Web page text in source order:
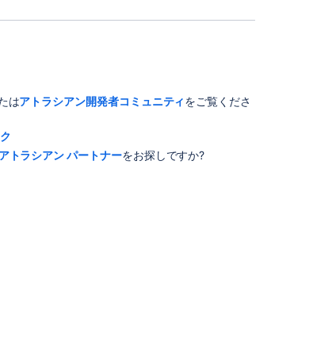
はアトラシアン開発者コミュニティをご覧くださ
アトラシアン パートナーをお探しですか?